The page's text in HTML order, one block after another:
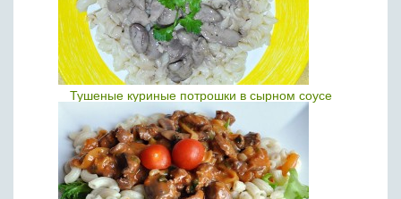
Тушеные куриные потрошки в сырном соусе